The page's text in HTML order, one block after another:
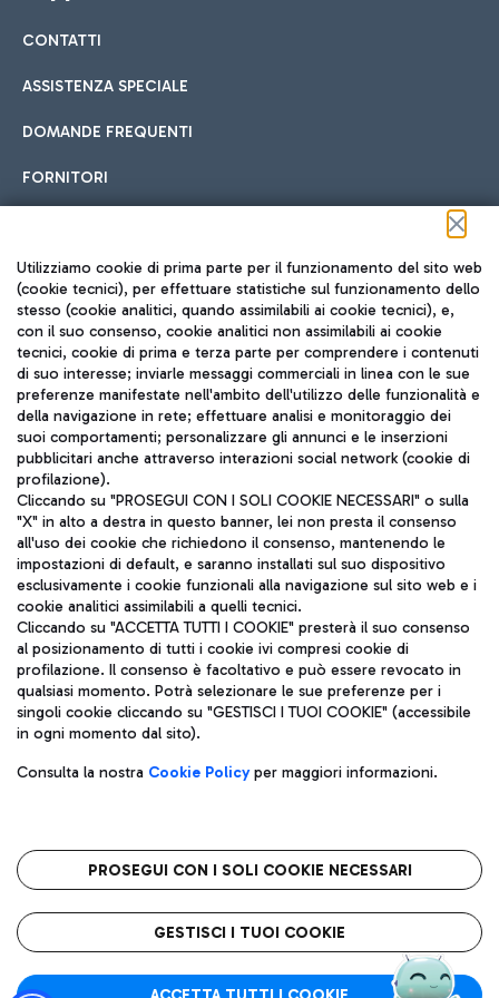
Cucina Internazionale
Fast Food
Pizza
Gelateria
Wine Bar & Sparkling
Hotel in aeroporto
Scegli l'alloggio più adatto e approfitta della vicinanza
all'aeroporto.
Car sharing
Con il Car Sharing è ancora più facile spostarsi
Treno
Raggiungi velocemente l'aeroporto di Fiumicino da Roma
tramite i servizi ferroviari Trenitalia.
Autobus
Scopri le linee di autobus per raggiungere l'aeroporto
Leonardo Da Vinci.
Raggiungi l’aeroporto senza pensieri con il servizio di taxi a
Ristoranti
Scopri la nostra offerta per una pausa gustosa in aeroporto
Mappa Aeroporto Fiumicino
CONTATTI
ASSISTENZA SPECIALE
DOMANDE FREQUENTI
FORNITORI
Seguici sui social
TRAVEL JOURNAL
ITA
Aeroporti di Roma S.p.A. - Società soggetta a direzione e
coordinamento di Mundys S.p.A.
Codice fiscale e Registro delle Imprese di Roma 13032990155 P.
IVA 06572251004
Capitale sociale 62.224.743,00 int. vers.
Sede legale: Via Pier Paolo Racchetti 1 - 00054 Fiumicino (RM)
telefono +39 06 65951
Privacy policy
Note legali
Roma FCO
L'aeroporto stellato
Utilizziamo cookie di prima parte per il funzionamento del sito web
(cookie tecnici), per effettuare statistiche sul funzionamento dello
stesso (cookie analitici, quando assimilabili ai cookie tecnici), e,
con il suo consenso, cookie analitici non assimilabili ai cookie
tecnici, cookie di prima e terza parte per comprendere i contenuti
di suo interesse; inviarle messaggi commerciali in linea con le sue
preferenze manifestate nell'ambito dell'utilizzo delle funzionalità e
della navigazione in rete; effettuare analisi e monitoraggio dei
suoi comportamenti; personalizzare gli annunci e le inserzioni
pubblicitari anche attraverso interazioni social network (cookie di
profilazione).
Cliccando su "PROSEGUI CON I SOLI COOKIE NECESSARI" o sulla
"X" in alto a destra in questo banner, lei non presta il consenso
all'uso dei cookie che richiedono il consenso, mantenendo le
impostazioni di default, e saranno installati sul suo dispositivo
esclusivamente i cookie funzionali alla navigazione sul sito web e i
cookie analitici assimilabili a quelli tecnici.
Cliccando su "ACCETTA TUTTI I COOKIE" presterà il suo consenso
al posizionamento di tutti i cookie ivi compresi cookie di
profilazione. Il consenso è facoltativo e può essere revocato in
qualsiasi momento. Potrà selezionare le sue preferenze per i
singoli cookie cliccando su "GESTISCI I TUOI COOKIE" (accessibile
in ogni momento dal sito).
Consulta la nostra Cookie Policyper maggiori informazioni.
PROSEGUI CON I SOLI COOKIE NECESSARI
GESTISCI I TUOI COOKIE